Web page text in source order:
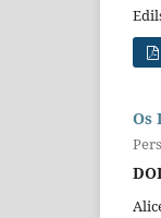
Os